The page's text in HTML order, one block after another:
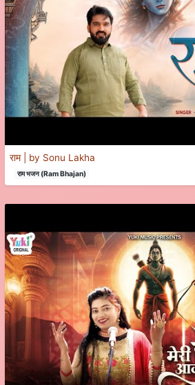
राम | by Sonu Lakha
राम भजन (Ram Bhajan)